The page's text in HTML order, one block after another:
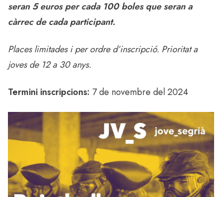
seran 5 euros per cada 100 boles que seran a
càrrec de cada participant.
Places limitades i per ordre d’inscripció. Prioritat a
joves de 12 a 30 anys.
Termini inscripcions: 7 de novembre del 2024